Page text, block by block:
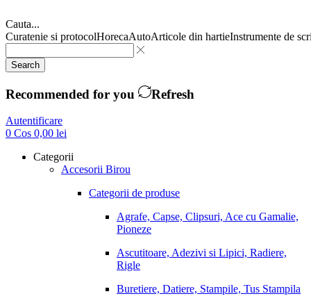
Cauta...
Curatenie si protocolHorecaAutoArticole din hartieInstrumente de
Search
Recommended for you Refresh
Autentificare
0 Cos 0,00 lei
Categorii
Accesorii Birou
Categorii de produse
Agrafe, Capse, Clipsuri, Ace cu Gamalie,
Pioneze
Ascutitoare, Adezivi si Lipici, Radiere,
Rigle
Buretiere, Datiere, Stampile, Tus Stampila